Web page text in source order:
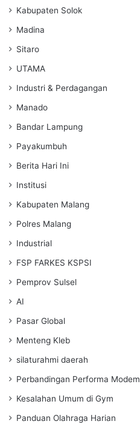
Kabupaten Solok
Madina
Sitaro
UTAMA
Industri & Perdagangan
Manado
Bandar Lampung
Payakumbuh
Berita Hari Ini
Institusi
Kabupaten Malang
Polres Malang
Industrial
FSP FARKES KSPSI
Pemprov Sulsel
AI
Pasar Global
Menteng Kleb
silaturahmi daerah
Perbandingan Performa Modem
Kesalahan Umum di Gym
Panduan Olahraga Harian